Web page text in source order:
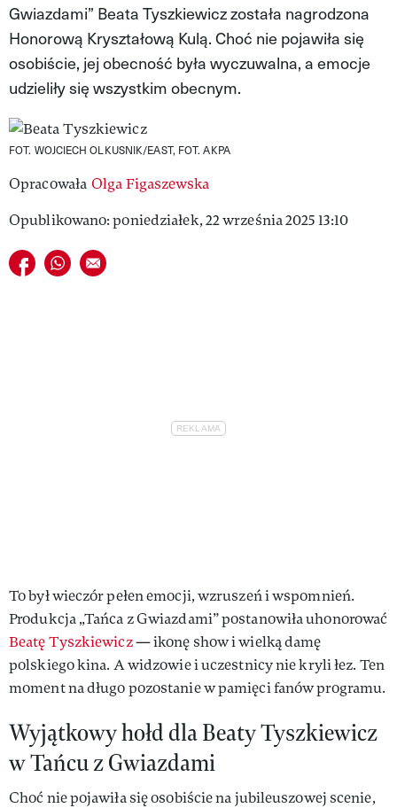
Gwiazdami” Beata Tyszkiewicz została nagrodzona
Honorową Kryształową Kulą. Choć nie pojawiła się
osobiście, jej obecność była wyczuwalna, a emocje
udzieliły się wszystkim obecnym.
FOT. WOJCIECH OLKUSNIK/EAST, FOT. AKPA
Opracowała Olga Figaszewska
Opublikowano: poniedziałek, 22 września 2025 13:10
Udostępnij na facebook
Udostępnij na whatsapp
E-mail do przyjaciela
To był wieczór pełen emocji, wzruszeń i wspomnień.
Produkcja „Tańca z Gwiazdami” postanowiła uhonorować
Beatę Tyszkiewicz— ikonę show i wielką damę
polskiego kina. A widzowie i uczestnicy nie kryli łez. Ten
moment na długo pozostanie w pamięci fanów programu.
Wyjątkowy hołd dla Beaty Tyszkiewicz
w Tańcu z Gwiazdami
Choć nie pojawiła się osobiście na jubileuszowej scenie,